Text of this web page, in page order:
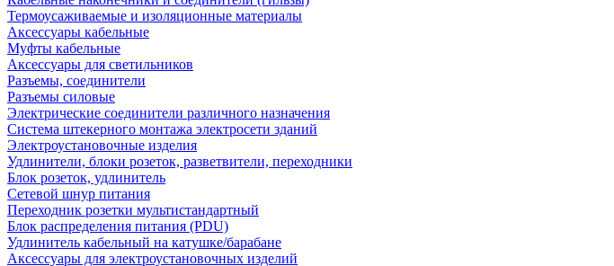
Термоусаживаемые и изоляционные материалы
Аксессуары кабельные
Муфты кабельные
Аксессуары для светильников
Разъемы, соединители
Разъемы силовые
Электрические соединители различного назначения
Система штекерного монтажа электросети зданий
Электроустановочные изделия
Удлинители, блоки розеток, разветвители, переходники
Блок розеток, удлинитель
Сетевой шнур питания
Переходник розетки мультистандартный
Блок распределения питания (PDU)
Удлинитель кабельный на катушке/барабане
Аксессуары для электроустановочных изделий